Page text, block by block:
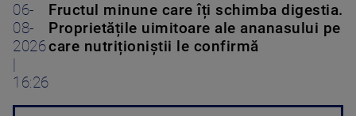
06-
08-
2026
|
16:26
Fructul minune care îți schimba digestia.
Proprietățile uimitoare ale ananasului pe
care nutriționiștii le confirmă